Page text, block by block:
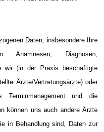
Daten, insbesondere Ihre
Anamnesen, Diagnosen,
wir (in der Praxis beschäftigte
Ärzte/Vertretungsärzte) oder
und die
können uns auch andere Ärzte
in Behandlung sind, Daten zur